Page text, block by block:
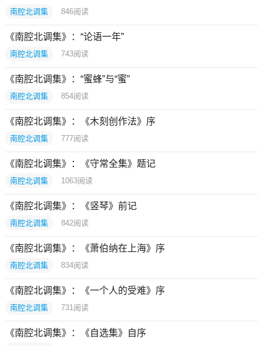
南腔北调集 846阅读
《南腔北调集》：“论语一年”
南腔北调集 743阅读
《南腔北调集》：“蜜蜂”与“蜜”
南腔北调集 854阅读
《南腔北调集》：《木刻创作法》序
南腔北调集 777阅读
《南腔北调集》：《守常全集》题记
南腔北调集 1063阅读
《南腔北调集》：《竖琴》前记
南腔北调集 842阅读
《南腔北调集》：《萧伯纳在上海》序
南腔北调集 834阅读
《南腔北调集》：《一个人的受难》序
南腔北调集 731 阅读
《南腔北调集》：《自选集》自序